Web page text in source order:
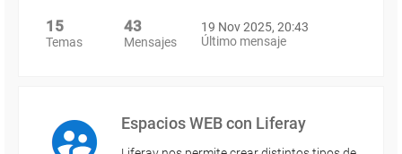
15
Temas
43
Mensajes
19 Nov 2025, 20:43
Último mensaje
Espacios WEB con Liferay